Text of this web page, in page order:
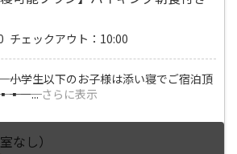
チェックアウト：10:00
小学生以下のお子様は添い寝でご宿泊頂
...さらに表示
なし）